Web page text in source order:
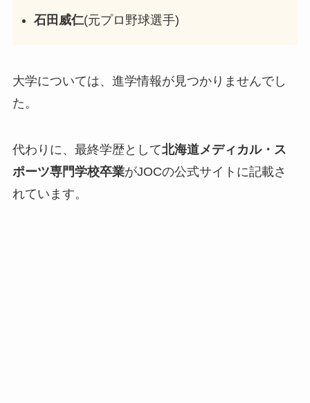
石田威仁(元プロ野球選手)
大学については、進学情報が見つかりませんでし
た。
代わりに、最終学歴として北海道メディカル・ス
ポーツ専門学校卒業がJOCの公式サイトに記載さ
れています。